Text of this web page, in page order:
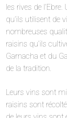
les rives de
qu’ils utilisent de
nombreuses
raisins qu’ils
Garnacha et du
de la tradition.
Leurs vins sont
raisins sont